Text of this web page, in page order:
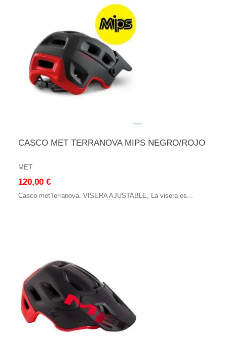
CASCO MET TERRANOVA MIPS NEGRO/ROJO
MET
120,00 €
Casco metTerranova. VISERA AJUSTABLE, La visera es...